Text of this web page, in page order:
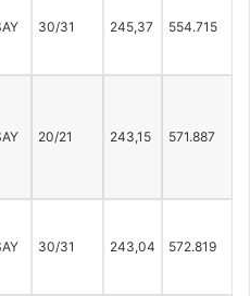
30/31 245,37 554.715
20/21 243,15 571.887
30/31 243,04 572.819